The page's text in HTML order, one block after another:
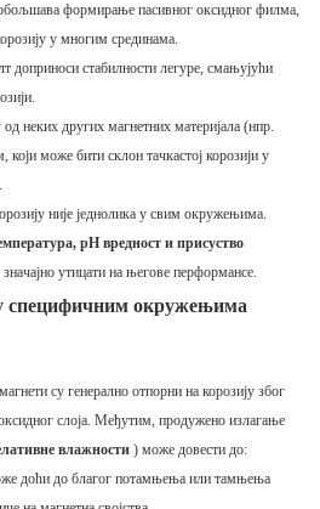
формирање пасивног оксидног филма,
у многим срединама.
доприноси стабилности легуре, смањујући
од неких других магнетних материјала (нпр.
може бити склон тачкастој корозији у
није једнолика у свим окружењима.
pH вредност и присуство
утицати на његове перформансе.
специфичним окружењима
су генерално отпорни на корозију због
слоја. Међутим, продужено излагање
влажности ) може довести до:
доћи до благог потамњења или тамњења